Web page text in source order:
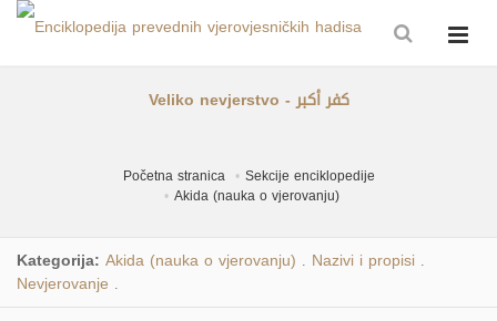
Veliko nevjerstvo - كفر أكبر
Početna stranica
Sekcije enciklopedije
Akida (nauka o vjerovanju)
Kategorija: Akida (nauka o vjerovanju) Nazivi i propisi
Nevjerovanje